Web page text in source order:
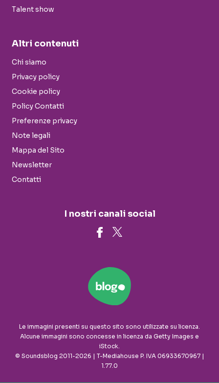
Talent show
Altri contenuti
Chi siamo
Privacy policy
Cookie policy
Policy Contatti
Preferenze privacy
Note legali
Mappa del Sito
Newsletter
Contatti
I nostri canali social
Le immagini presenti su questo sito sono utilizzate su licenza.
Alcune immagini sono concesse in licenza da Getty Images e
iStock.
© Soundsblog 2011-2026 | T-Mediahouse P. IVA 06933670967 |
1.77.0